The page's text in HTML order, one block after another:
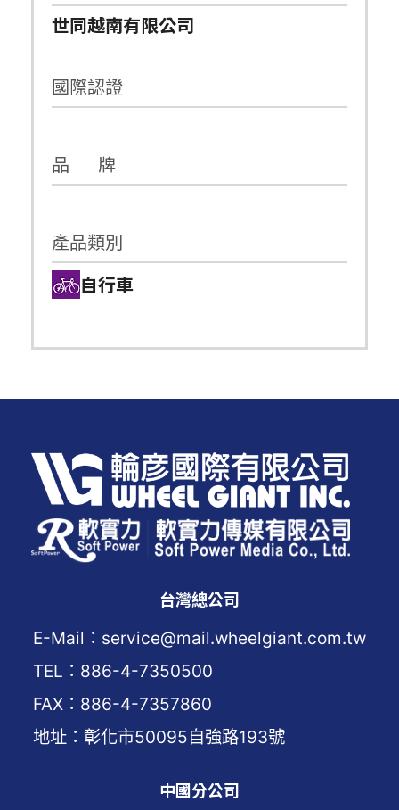
世同越南有限公司
國際認證
品 牌
產品類別
自行車
台灣總公司
E-Mail：service@mail.wheelgiant.com.tw
TEL：886-4-7350500
FAX：886-4-7357860
地址：彰化市50095自強路193號
中國分公司